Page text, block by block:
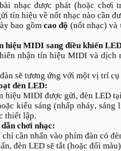
nhạc được phát (hoặc chơi
tín hiệu về nốt nhạc nào cần
bao gồmcao độ (nốt nhạc) và
hiệu MIDI sang điều khiển
nhận tín hiệu MIDI và dịch
sẽ tương ứng với một vị trí
đèn LED:
hiệu MIDI được gửi, đèn LED
kiểu sáng (nhấp nháy,
thiết lập.
chơi nhạc:
cần nhấn vào phím đàn có
đèn LED sẽ tắt (hoặc đổi